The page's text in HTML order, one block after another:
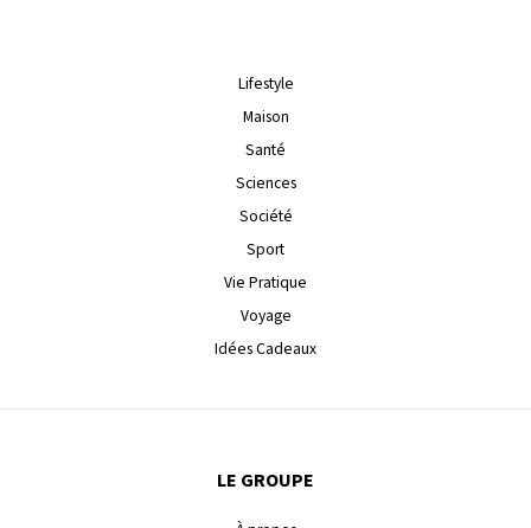
Lifestyle
Maison
Santé
Sciences
Société
Sport
Vie Pratique
Voyage
Idées Cadeaux
LE GROUPE